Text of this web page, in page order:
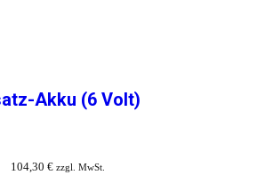
Akku (6 Volt)
104,30 € zzgl. MwSt.